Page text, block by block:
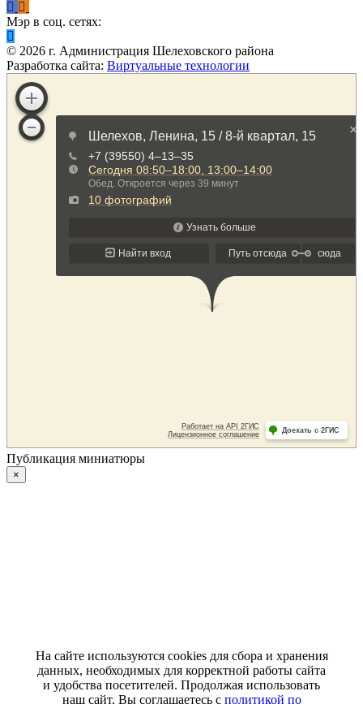
Мэр в соц. сетях:
© 2026 г. Администрация Шелеховского района
Разработка сайта: Виртуальные технологии
Публикация миниатюры
×
На сайте используются cookies для сбора и хранения
данных, необходимых для корректной работы сайта
и удобства посетителей. Продолжая использовать
наш сайт, Вы соглашаетесь с политикой по